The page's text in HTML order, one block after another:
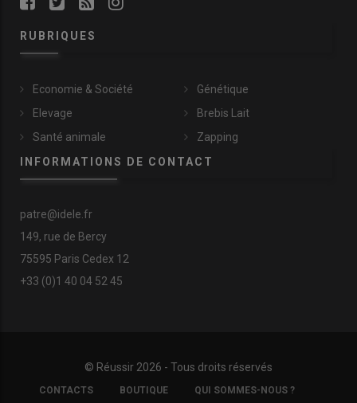
RUBRIQUES
Economie & Société
Elevage
Santé animale
Génétique
Brebis Lait
Zapping
INFORMATIONS DE CONTACT
patre@idele.fr
149, rue de Bercy
75595 Paris Cedex 12
+33 (0)1 40 04 52 45
© Réussir 2026 - Tous droits réservés
FOOTER
COPYRIGHT
CONTACTS BOUTIQUE QUI SOMMES-NOUS ?